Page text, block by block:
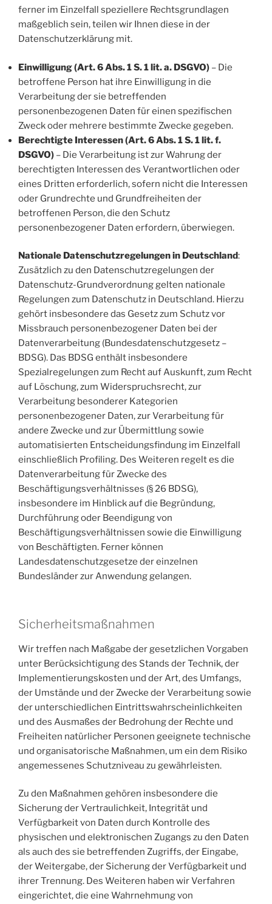
ferner im Einzelfall speziellere Rechtsgrundlagen
maßgeblich sein, teilen wir Ihnen diese in der
Datenschutzerklärung mit.
Einwilligung (Art. 6 Abs. 1 S. 1 lit. a. DSGVO) – Die
betroffene Person hat ihre Einwilligung in die
Verarbeitung der sie betreffenden
personenbezogenen Daten für einen spezifischen
Zweck oder mehrere bestimmte Zwecke gegeben.
Berechtigte Interessen (Art. 6 Abs. 1 S. 1 lit. f.
DSGVO) – Die Verarbeitung ist zur Wahrung der
berechtigten Interessen des Verantwortlichen oder
eines Dritten erforderlich, sofern nicht die Interessen
oder Grundrechte und Grundfreiheiten der
betroffenen Person, die den Schutz
personenbezogener Daten erfordern, überwiegen.
Nationale Datenschutzregelungen in Deutschland:
Zusätzlich zu den Datenschutzregelungen der
Datenschutz-Grundverordnung gelten nationale
Regelungen zum Datenschutz in Deutschland. Hierzu
gehört insbesondere das Gesetz zum Schutz vor
Missbrauch personenbezogener Daten bei der
Datenverarbeitung (Bundesdatenschutzgesetz –
BDSG). Das BDSG enthält insbesondere
Spezialregelungen zum Recht auf Auskunft, zum Recht
auf Löschung, zum Widerspruchsrecht, zur
Verarbeitung besonderer Kategorien
personenbezogener Daten, zur Verarbeitung für
andere Zwecke und zur Übermittlung sowie
automatisierten Entscheidungsfindung im Einzelfall
einschließlich Profiling. Des Weiteren regelt es die
Datenverarbeitung für Zwecke des
Beschäftigungsverhältnisses (§ 26 BDSG),
insbesondere im Hinblick auf die Begründung,
Durchführung oder Beendigung von
Beschäftigungsverhältnissen sowie die Einwilligung
von Beschäftigten. Ferner können
Landesdatenschutzgesetze der einzelnen
Bundesländer zur Anwendung gelangen.
Sicherheitsmaßnahmen
Wir treffen nach Maßgabe der gesetzlichen Vorgaben
unter Berücksichtigung des Stands der Technik, der
Implementierungskosten und der Art, des Umfangs,
der Umstände und der Zwecke der Verarbeitung sowie
der unterschiedlichen Eintrittswahrscheinlichkeiten
und des Ausmaßes der Bedrohung der Rechte und
Freiheiten natürlicher Personen geeignete technische
und organisatorische Maßnahmen, um ein dem Risiko
angemessenes Schutzniveau zu gewährleisten.
Zu den Maßnahmen gehören insbesondere die
Sicherung der Vertraulichkeit, Integrität und
Verfügbarkeit von Daten durch Kontrolle des
physischen und elektronischen Zugangs zu den Daten
als auch des sie betreffenden Zugriffs, der Eingabe,
der Weitergabe, der Sicherung der Verfügbarkeit und
ihrer Trennung. Des Weiteren haben wir Verfahren
eingerichtet, die eine Wahrnehmung von